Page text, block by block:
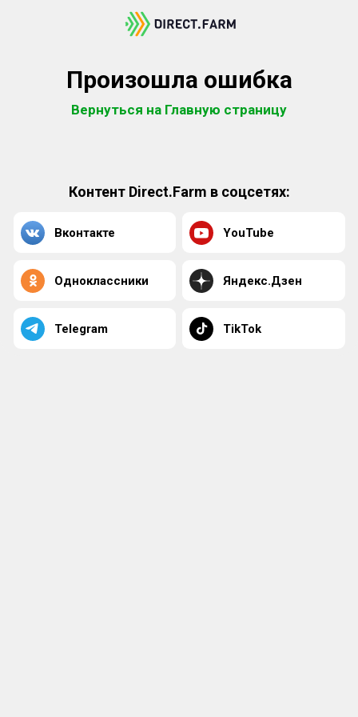
Произошла ошибка
Вернуться на Главную страницу
Контент Direct.Farm в соцсетях:
Вконтакте YouTube
Одноклассники Яндекс.Дзен
Telegram TikTok